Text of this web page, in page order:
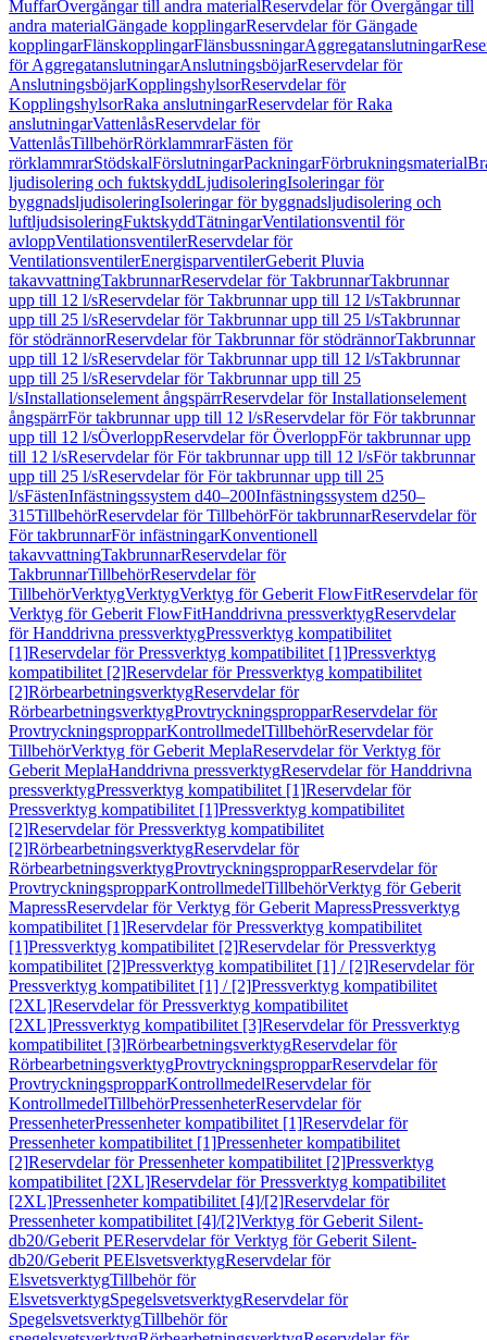
MuffarÖvergångar till andra materialReservdelar för Övergångar till
andra materialGängade kopplingarReservdelar för Gängade
kopplingarFlänskopplingarFlänsbussningarAggregatanslutningar
för AggregatanslutningarAnslutningsböjarReservdelar för
AnslutningsböjarKopplingshylsorReservdelar för
KopplingshylsorRaka anslutningarReservdelar för Raka
anslutningarVattenlåsReservdelar för
VattenlåsTillbehörRörklammrarFästen för
rörklammrarStödskalFörslutningarPackningarFörbrukningsmaterial
ljudisolering och fuktskyddLjudisoleringIsoleringar för
byggnadsljudisoleringIsoleringar för byggnadsljudisolering och
luftljudsisoleringFuktskyddTätningarVentilationsventil för
avloppVentilationsventilerReservdelar för
VentilationsventilerEnergisparventilerGeberit Pluvia
takavvattningTakbrunnarReservdelar för TakbrunnarTakbrunnar
upp till 12 l/sReservdelar för Takbrunnar upp till 12 l/sTakbrunnar
upp till 25 l/sReservdelar för Takbrunnar upp till 25 l/sTakbrunnar
för stödrännorReservdelar för Takbrunnar för stödrännorTakbrunnar
upp till 12 l/sReservdelar för Takbrunnar upp till 12 l/sTakbrunnar
upp till 25 l/sReservdelar för Takbrunnar upp till 25
l/sInstallationselement ångspärrReservdelar för Installationselement
ångspärrFör takbrunnar upp till 12 l/sReservdelar för För takbrunnar
upp till 12 l/sÖverloppReservdelar för ÖverloppFör takbrunnar upp
till 12 l/sReservdelar för För takbrunnar upp till 12 l/sFör takbrunnar
upp till 25 l/sReservdelar för För takbrunnar upp till 25
l/sFästenInfästningssystem d40–200Infästningssystem d250–
315TillbehörReservdelar för TillbehörFör takbrunnarReservdelar för
För takbrunnarFör infästningarKonventionell
takavvattningTakbrunnarReservdelar för
TakbrunnarTillbehörReservdelar för
TillbehörVerktygVerktygVerktyg för Geberit FlowFitReservdelar för
Verktyg för Geberit FlowFitHanddrivna pressverktygReservdelar
för Handdrivna pressverktygPressverktyg kompatibilitet
[1]Reservdelar för Pressverktyg kompatibilitet [1]Pressverktyg
kompatibilitet [2]Reservdelar för Pressverktyg kompatibilitet
[2]RörbearbetningsverktygReservdelar för
RörbearbetningsverktygProvtryckningspropparReservdelar för
ProvtryckningspropparKontrollmedelTillbehörReservdelar för
TillbehörVerktyg för Geberit MeplaReservdelar för Verktyg för
Geberit MeplaHanddrivna pressverktygReservdelar för Handdrivna
pressverktygPressverktyg kompatibilitet [1]Reservdelar för
Pressverktyg kompatibilitet [1]Pressverktyg kompatibilitet
[2]Reservdelar för Pressverktyg kompatibilitet
[2]RörbearbetningsverktygReservdelar för
RörbearbetningsverktygProvtryckningspropparReservdelar för
ProvtryckningspropparKontrollmedelTillbehörVerktyg för Geberit
MapressReservdelar för Verktyg för Geberit MapressPressverktyg
kompatibilitet [1]Reservdelar för Pressverktyg kompatibilitet
[1]Pressverktyg kompatibilitet [2]Reservdelar för Pressverktyg
kompatibilitet [2]Pressverktyg kompatibilitet [1] / [2]Reservdelar för
Pressverktyg kompatibilitet [1] / [2]Pressverktyg kompatibilitet
[2XL]Reservdelar för Pressverktyg kompatibilitet
[2XL]Pressverktyg kompatibilitet [3]Reservdelar för Pressverktyg
kompatibilitet [3]RörbearbetningsverktygReservdelar för
RörbearbetningsverktygProvtryckningspropparReservdelar för
ProvtryckningspropparKontrollmedelReservdelar för
KontrollmedelTillbehörPressenheterReservdelar för
PressenheterPressenheter kompatibilitet [1]Reservdelar för
Pressenheter kompatibilitet [1]Pressenheter kompatibilitet
[2]Reservdelar för Pressenheter kompatibilitet [2]Pressverktyg
kompatibilitet [2XL]Reservdelar för Pressverktyg kompatibilitet
[2XL]Pressenheter kompatibilitet [4]/[2]Reservdelar för
Pressenheter kompatibilitet [4]/[2]Verktyg för Geberit Silent-
db20/Geberit PEReservdelar för Verktyg för Geberit Silent-
db20/Geberit PEElsvetsverktygReservdelar för
ElsvetsverktygTillbehör för
ElsvetsverktygSpegelsvetsverktygReservdelar för
SpegelsvetsverktygTillbehör för